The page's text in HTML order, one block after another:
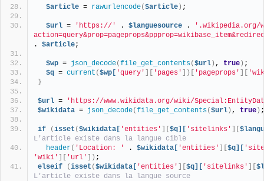
$article = rawurlencode($article ) ;
$url = 'https://' . $languesource .
'.wikipedia.org/
. $article;
$wp = json_decode(file_get_contents($url ) , true ) ;
$q = current ($wp[ 'query' 'pages' ])[ 'pageprops'
}
$url =
'https://www.wikidata.org/wiki/
$wikidata = json_decode(file_get_contents($url ) , true ) ;
if (isset ($wikidata[ 'entities' $q][ 'sitelinks'
L'article existe dans la langue cible
header( 'Location: ' . $wikidata[ 'entities' $q][
'wiki'
'url' ]) ;
elseif
(isset ($wikidata[ 'entities' $q][ 'sitelinks'
L'article existe dans la langue source